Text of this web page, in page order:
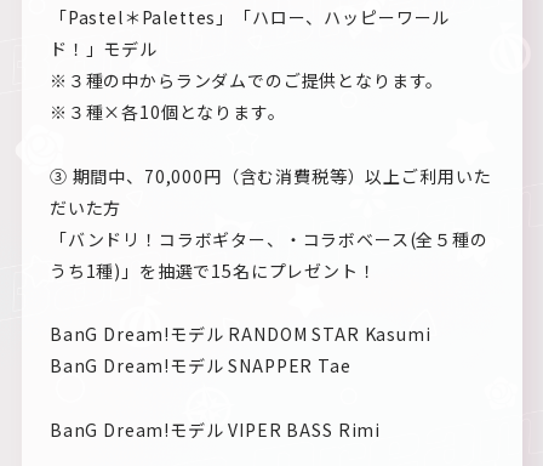
「Pastel＊Palettes」「ハロー、ハッピーワール
ド！」モデル
※３種の中からランダムでのご提供となります。
※３種×各10個となります。
③ 期間中、70,000円（含む消費税等）以上ご利用いた
だいた方
「バンドリ！コラボギター、・コラボベース(全５種の
うち1種)」を抽選で15名にプレゼント！
BanG Dream!モデル RANDOM STAR Kasumi
BanG Dream!モデル SNAPPER Tae
BanG Dream!モデル VIPER BASS Rimi